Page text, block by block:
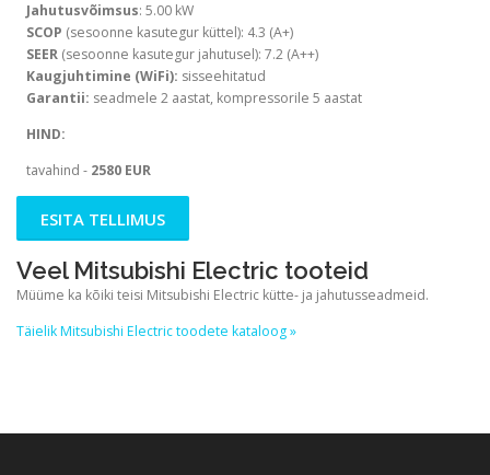
Jahutusvõimsus: 5.00 kW
SCOP (sesoonne kasutegur küttel): 4.3 (A+)
SEER (sesoonne kasutegur jahutusel): 7.2 (A++)
Kaugjuhtimine (WiFi): sisseehitatud
Garantii: seadmele 2 aastat, kompressorile 5 aastat
HIND:
tavahind - 2580 EUR
ESITA TELLIMUS
Veel Mitsubishi Electric tooteid
Müüme ka kõiki teisi Mitsubishi Electric kütte- ja jahutusseadmeid.
Täielik Mitsubishi Electric toodete kataloog »